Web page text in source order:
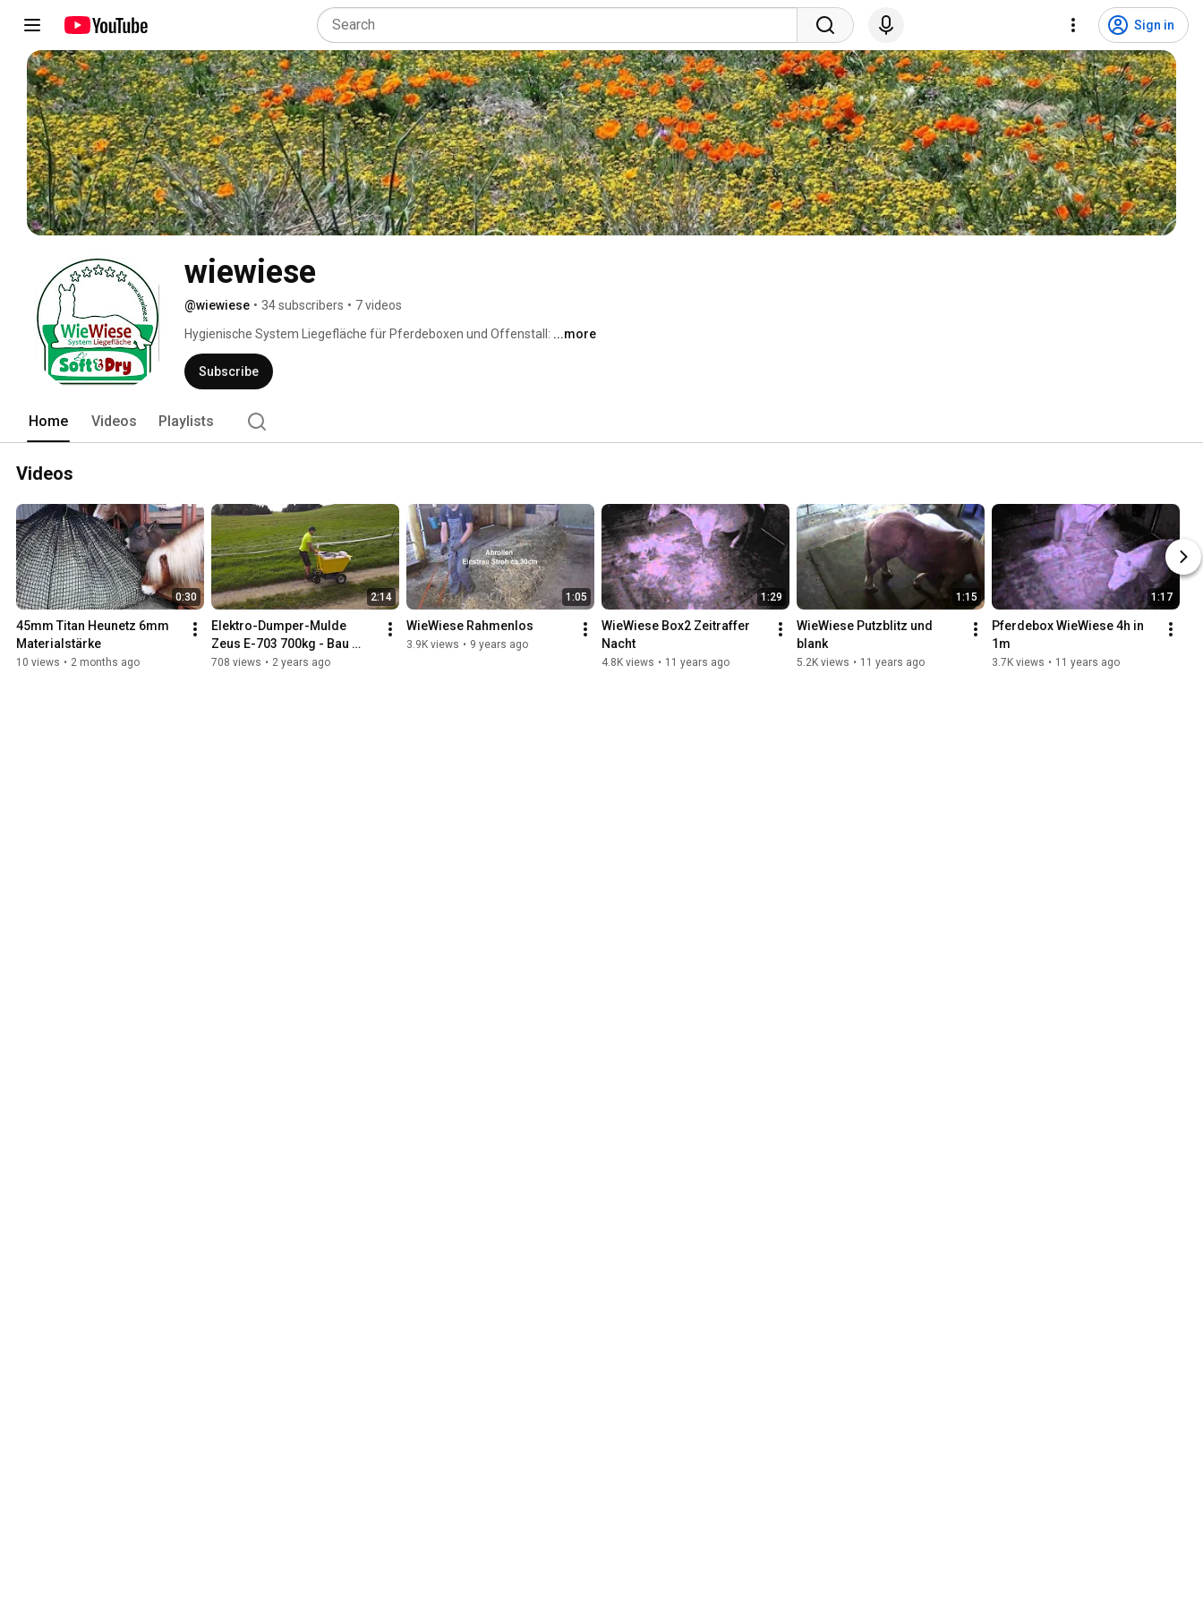
Sign in
wiewiese
@wiewiese • 34 subscribers • 7 videos
Hygienische System Liegefläche für Pferdeboxen und Offenstall: ...more
Subscribe
Home Videos Playlists
Videos
0:30
45mm Titan Heunetz 6mm
Materialstärke
10 views • 2 months ago
2:14
Elektro-Dumper-Mulde
Zeus E-703 700kg - Bau
"Orange"
708 views • 2 years ago
1:05
WieWiese Rahmenlos
3.9K views • 9 years ago
1:29
WieWiese Box2 Zeitraffer
Nacht
4.8K views • 11 years ago
1:15
WieWiese Putzblitz und
blank
5.2K views • 11 years ago
1:17
Pferdebox WieWiese 4h in
1m
3.7K views • 11 years ago